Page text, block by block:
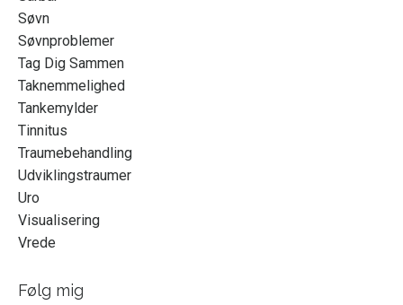
Søvn
Søvnproblemer
Tag Dig Sammen
Taknemmelighed
Tankemylder
Tinnitus
Traumebehandling
Udviklingstraumer
Uro
Visualisering
Vrede
Følg mig